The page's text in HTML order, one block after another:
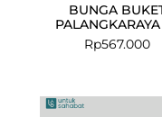
BUNGA
Rp567.000